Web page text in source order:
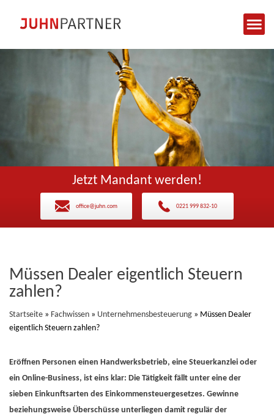
Jetzt Mandant werden!
office@juhn.com 0221 999 832-10
Müssen Dealer eigentlich Steuern
zahlen?
Startseite » Fachwissen » Unternehmensbesteuerung » Müssen Dealer
eigentlich Steuern zahlen?
Eröffnen Personen einen Handwerksbetrieb, eine Steuerkanzlei oder
ein Online-Business, ist eins klar: Die Tätigkeit fällt unter eine der
sieben Einkunftsarten des Einkommensteuergesetzes. Gewinne
beziehungsweise Überschüsse unterliegen damit regulär der